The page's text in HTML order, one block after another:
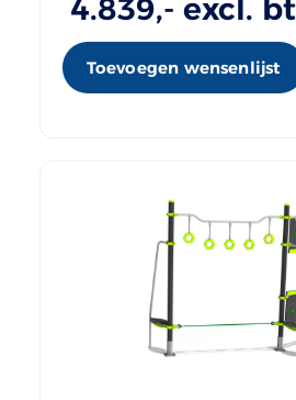
4.839,- excl.
Toevoegen wensenlijst